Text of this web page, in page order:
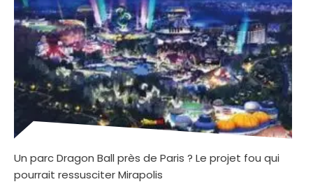
Un parc Dragon Ball près de Paris ? Le projet fou qui
pourrait ressusciter Mirapolis